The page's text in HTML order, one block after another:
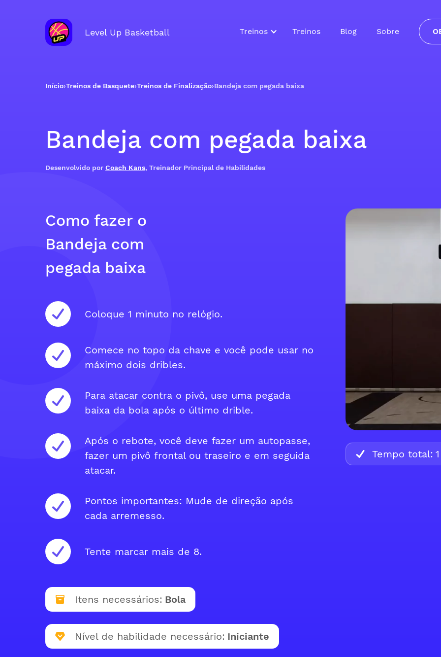
Level Up Basketball Treinos Treinos Blog Sobre
Início›Treinos de Basquete›Treinos de Finalização›Bandeja com pegada baixa
Bandeja com pegada baixa
Desenvolvido por Coach Kans, Treinador Principal de Habilidades
Como fazer o
Bandeja com
pegada baixa
Coloque 1 minuto no relógio.
Comece no topo da chave e você pode usar no
máximo dois dribles.
Para atacar contra o pivô, use uma pegada
baixa da bola após o último drible.
Após o rebote, você deve fazer um autopasse,
fazer um pivô frontal ou traseiro e em seguida
atacar.
Pontos importantes: Mude de direção após
cada arremesso.
Tente marcar mais de 8.
Itens necessários: Bola
Nível de habilidade necessário: Iniciante
Tempo total: 1